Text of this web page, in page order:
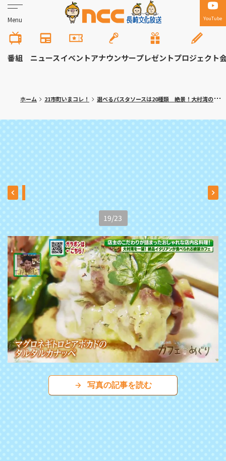
Menu YouTube
番組 ニュースイベントアナウンサープレゼントプロジェクト
ホーム 21市町いまコレ！ 選べるパスタソースは20種類 絶景！大村湾のイタリアンカフェ 川棚町「アッコリエンテ・カフェ」
19/23
写真の記事を読む